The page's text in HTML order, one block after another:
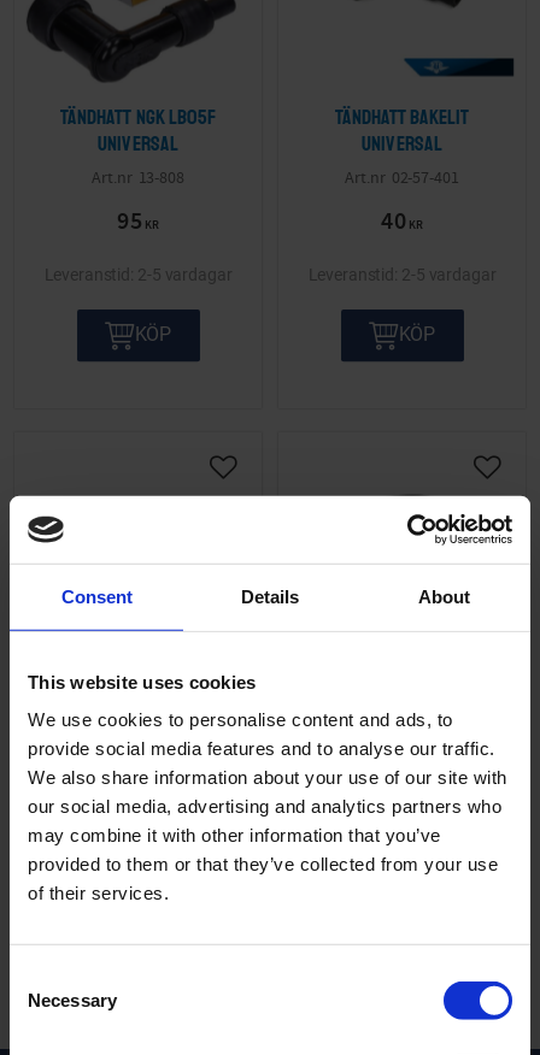
Consent Details About
This website uses cookies
We use cookies to personalise content and ads, to
provide social media features and to analyse our traffic.
We also share information about your use of our site with
our social media, advertising and analytics partners who
may combine it with other information that you’ve
provided to them or that they’ve collected from your use
of their services.
Necessary
Tändhatt NGK LB05F
Universal
13-808
95 KR
2-5 vardagar
KÖP
Tändhatt Bakelit
Universal
02-57-401
40 KR
2-5 vardagar
KÖP
Tändkabel 5mm
Universal
T020-05-34-101
29KR
Universal
T048-05-34-201
29KR